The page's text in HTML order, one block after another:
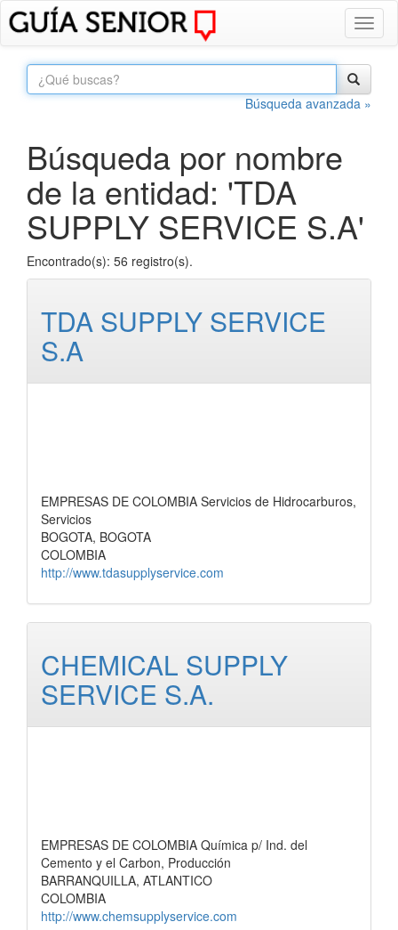
Búsqueda avanzada »
Búsqueda por nombre
de la entidad: 'TDA
SUPPLY SERVICE S.A'
Encontrado(s): 56 registro(s).
TDA SUPPLY SERVICE
S.A
EMPRESAS DE COLOMBIA Servicios de Hidrocarburos,
Servicios
BOGOTA, BOGOTA
COLOMBIA
http://www.tdasupplyservice.com
CHEMICAL SUPPLY
SERVICE S.A.
EMPRESAS DE COLOMBIA Química p/ Ind. del
Cemento y el Carbon, Producción
BARRANQUILLA, ATLANTICO
COLOMBIA
http://www.chemsupplyservice.com